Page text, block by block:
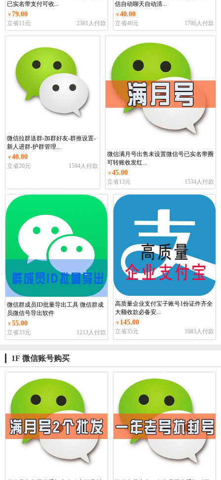
已实名带支付可收...
￥79.00
立省11元 2381人付款
信自动聊天自动清...
￥40.00
立省40元 1786人付款
微信拉群送群-加群好友-群推设置-
新人进群-护群管理...
￥40.00
立省20元 1594人付款
微信满月号出售未设置微信号已实名带圈
可转账收发红...
￥45.00
立省13元 1534人付款
微信群成员ID批量导出工具 微信群成
员微信号导出软件
￥55.00
立省33元 1213人付款
高质量企业支付宝子账号1份证件齐全
大额收款必备安...
￥ 145.00
立省35元 1083人付款
1F 微信账号购买